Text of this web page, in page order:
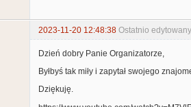
2023-11-20 12:48:38 Ostatnio
Dzień dobry Panie Organizatorze,
Byłbyś tak miły i zapytał swojego
Dziękuję.